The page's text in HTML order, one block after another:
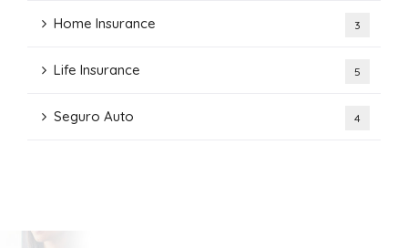
Home Insurance 3
Life Insurance 5
Seguro Auto 4